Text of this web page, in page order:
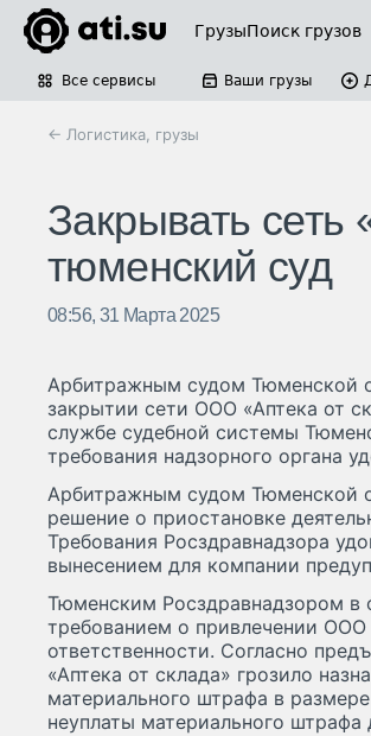
ГрузыПоиск грузов
Все сервисы Ваши грузы
← Логистика, грузы
Закрывать сеть
тюменский суд
08:56, 31 Марта 2025
Арбитражным судом Тюменской
закрытии сети ООО «Аптека от
службе судебной системы
требования надзорного органа
Арбитражным судом Тюменской
решение о приостановке
Требования Росздравнадзора
вынесением для компании
Тюменским Росздравнадзором в
требованием о привлечении ООО
ответственности. Согласно
«Аптека от склада» грозило
материального штрафа в
неуплаты материального